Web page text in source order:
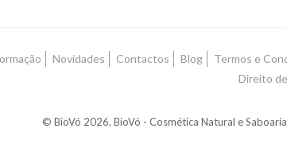
Novidades Contactos Blog Termos e
Direito
© BioVó 2026. BioVó - Cosmética Natural e